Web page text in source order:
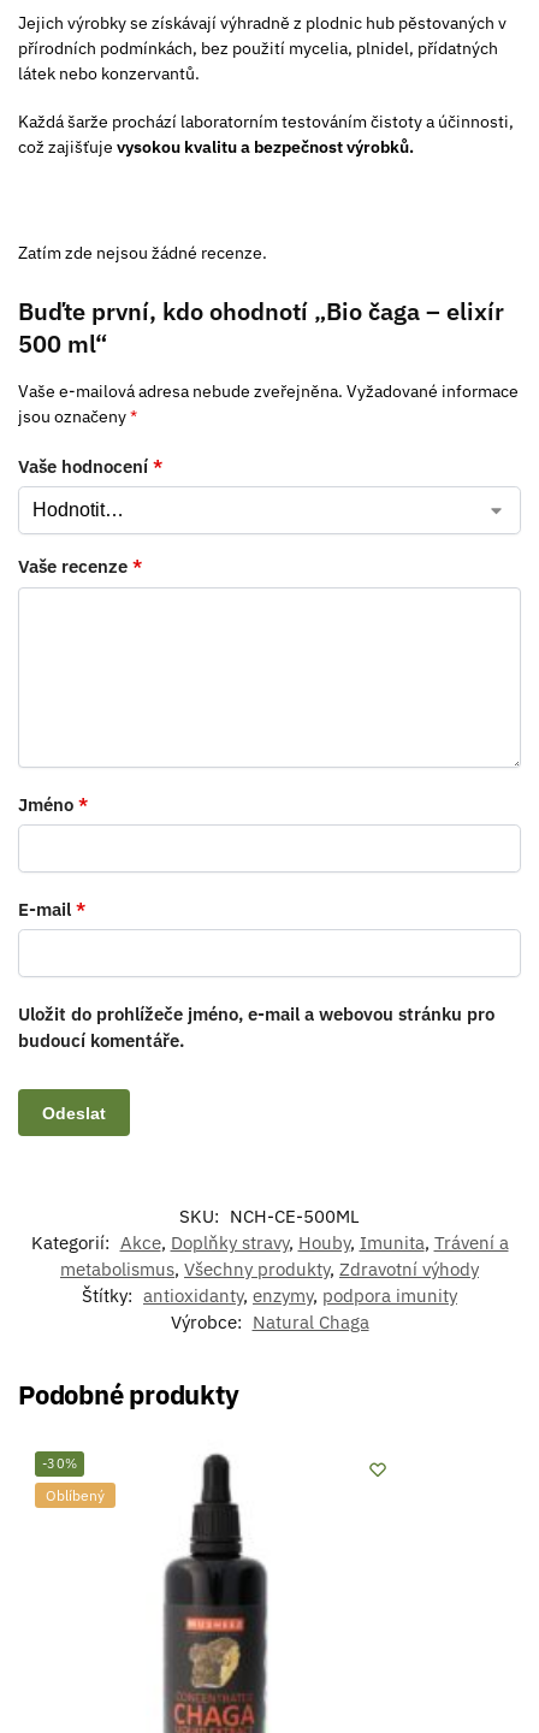
Jejich výrobky se získávají výhradně z plodnic hub pěstovaných v
přírodních podmínkách, bez použití mycelia, plnidel, přídatných
látek nebo konzervantů.
Každá šarže prochází laboratorním testováním čistoty a účinnosti,
což zajišťuje vysokou kvalitu a bezpečnost výrobků.
Zatím zde nejsou žádné recenze.
Buďte první, kdo ohodnotí „Bio čaga – elixír
500 ml“
Vaše e-mailová adresa nebude zveřejněna. Vyžadované informace
jsou označeny*
Vaše hodnocení *
Vaše recenze *
Jméno *
E-mail *
Uložit do prohlížeče jméno, e-mail a webovou stránku pro
budoucí komentáře.
SKU: NCH-CE-500ML
Kategorií: Akce, Doplňky stravy, Houby, Imunita, Trávení a
metabolismus, Všechny produkty, Zdravotní výhody
Štítky: antioxidanty, enzymy, podpora imunity
Výrobce: Natural Chaga
Podobné produkty
-30%
Oblíbený